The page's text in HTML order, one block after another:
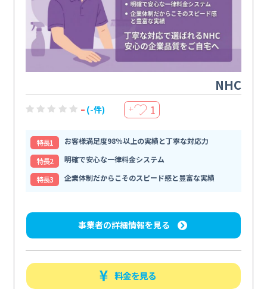
NHC
- (-件) ＋ 1
特⻑1
お客様満足度98％以上の実績と丁寧な対応力
特⻑2
明確で安心な一律料金システム
特⻑3
企業体制だからこそのスピード感と豊富な実績
事業者の詳細情報を見る
料金を見る